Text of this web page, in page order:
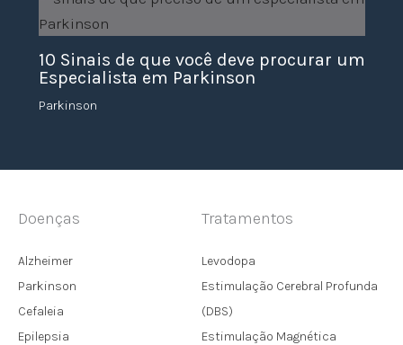
10 Sinais de que você deve procurar um
Especialista em Parkinson
Parkinson
Doenças
Alzheimer
Parkinson
Cefaleia
Epilepsia
Tratamentos
Levodopa
Estimulação Cerebral Profunda
(DBS)
Estimulação Magnética